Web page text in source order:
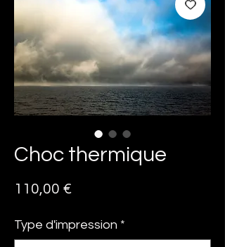
Choc thermique
110,00 €
Type d'impression *